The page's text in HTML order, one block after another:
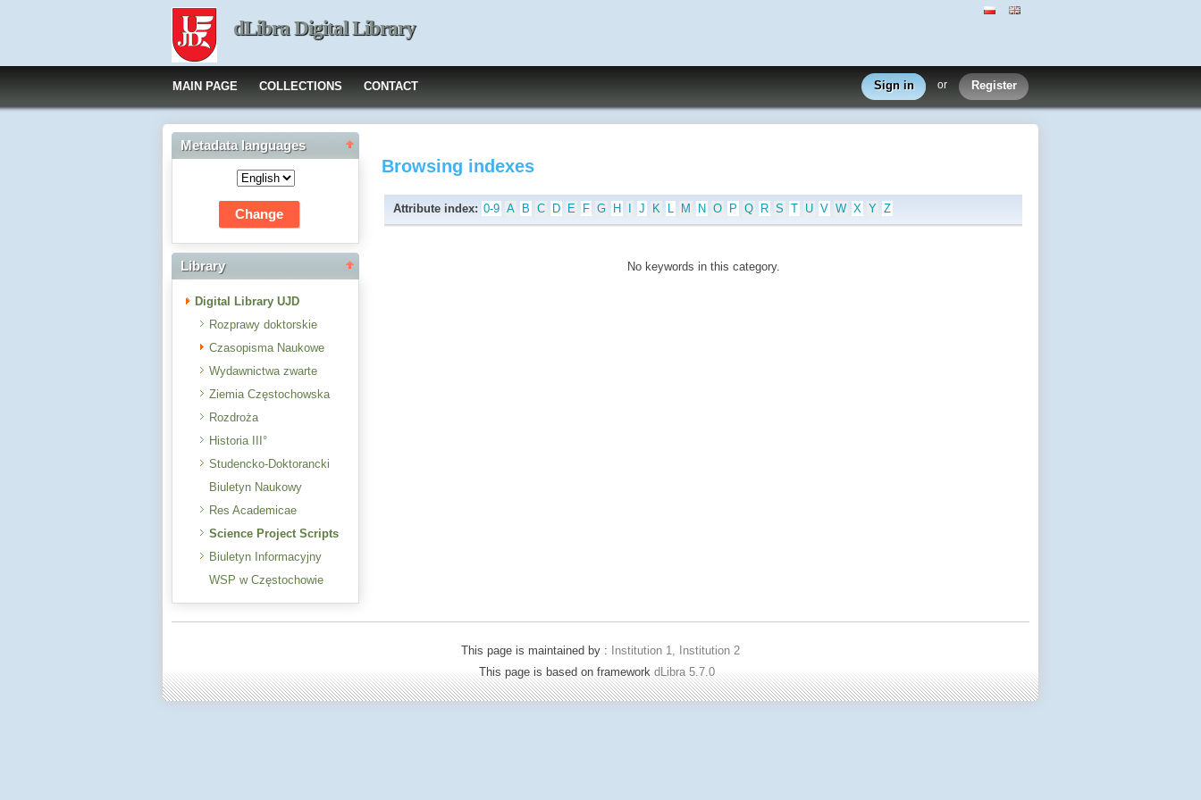
dLibra Digital Library
MAIN PAGE COLLECTIONS CONTACT Sign in or Register
Metadata languages
Library
Digital Library UJD
Rozprawy doktorskie
Czasopisma Naukowe
Wydawnictwa zwarte
Ziemia Częstochowska
Rozdroża
Historia III°
Studencko-Doktorancki
Biuletyn Naukowy
Res Academicae
Science Project Scripts
Biuletyn Informacyjny
WSP w Częstochowie
Browsing indexes
Attribute index: 0-9 A B C D E F G H J K L M N O P Q R S T U V W X Y Z
No keywords in this category.
This page is maintained by :
Institution 1, Institution 2
This page is based on framework dLibra 5.7.0